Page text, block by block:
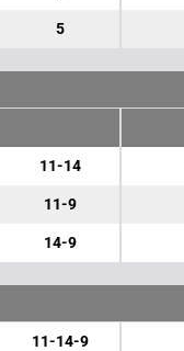
5
11-14
11-9
14-9
11-14-9